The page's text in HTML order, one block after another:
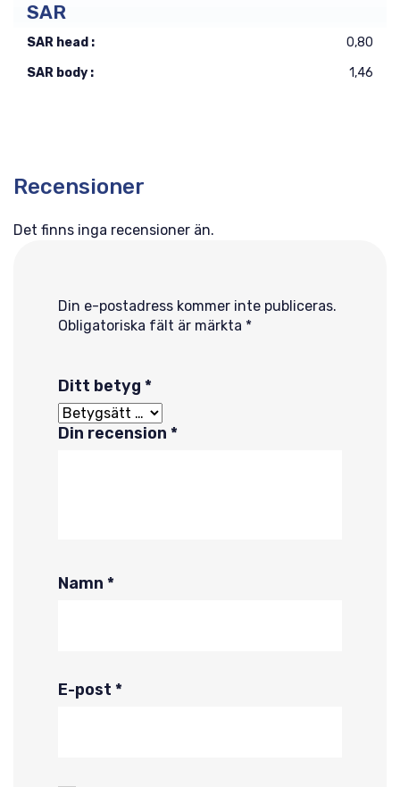
SAR
SAR head :
0,80
SAR body :
1,46
Recensioner
Det finns inga recensioner än.
Din e-postadress kommer inte publiceras.
Obligatoriska fält är märkta *
Ditt betyg *
Din recension *
Namn *
E-post *